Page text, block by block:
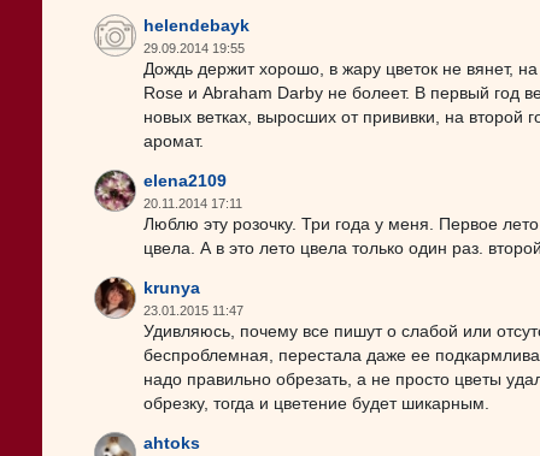
helendebayk
29.09.2014 19:55
Дождь держит хорошо, в жару цветок не вянет,
Rose и Abraham Darby не болеет. В первый год
новых ветках, выросших от прививки, на второй
аромат.
elena2109
20.11.2014 17:11
Люблю эту розочку. Три года у меня. Первое
цвела. А в это лето цвела только один раз.
krunya
23.01.2015 11:47
Удивляюсь, почему все пишут о слабой или
беспроблемная, перестала даже ее
надо правильно обрезать, а не просто цветы
обрезку, тогда и цветение будет шикарным.
ahtoks